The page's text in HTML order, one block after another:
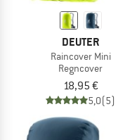
DEUTER
Raincover Mini
Regncover
18,95 €
5,0(5)